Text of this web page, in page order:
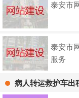
泰安市
泰安市
服务
病人转运救护车出